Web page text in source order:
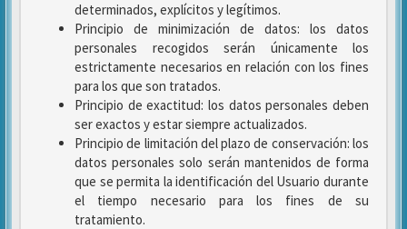
determinados, explícitos y legítimos.
Principio de minimización de datos: los datos
personales recogidos serán únicamente los
estrictamente necesarios en relación con los fines
para los que son tratados.
Principio de exactitud: los datos personales deben
ser exactos y estar siempre actualizados.
Principio de limitación del plazo de conservación: los
datos personales solo serán mantenidos de forma
que se permita la identificación del Usuario durante
el tiempo necesario para los fines de su
tratamiento.